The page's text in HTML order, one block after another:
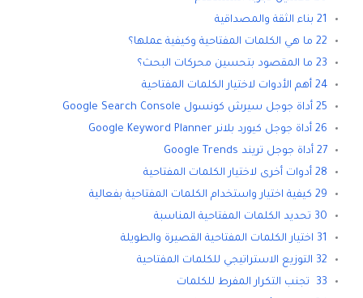
21 بناء الثقة والمصداقية
22 ما هي الكلمات المفتاحية وكيفية عملها؟
23 ما المقصود بتحسين محركات البحث؟
24 أهم الأدوات لاختيار الكلمات المفتاحية
25 أداة جوجل سيرش كونسول Google Search Console
26 أداة جوجل كيورد بلانر Google Keyword Planner
27 أداة جوجل تريند Google Trends
28 أدوات أخرى لاختيار الكلمات المفتاحية
29 كيفية اختيار واستخدام الكلمات المفتاحية بفعالية
30 تحديد الكلمات المفتاحية المناسبة
31 اختيار الكلمات المفتاحية القصيرة والطويلة
32 التوزيع الاستراتيجي للكلمات المفتاحية
33 تجنب التكرار المفرط للكلمات